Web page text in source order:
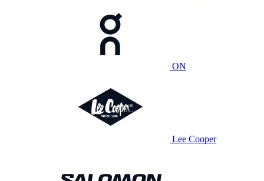
ON
Lee Cooper